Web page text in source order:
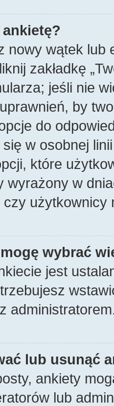
nowy wątek lub
zakładkę
jeśli nie
by
do
w osobnej
które
wyrażony w
użytkownicy
wybrać
jest
lub usunąć
ankiety
lub